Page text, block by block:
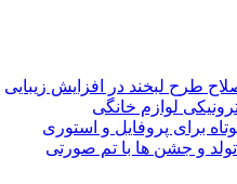
طرح لبخند در افزایش زیبایی
لوازم خانگی
برای پروفایل و استوری
و جشن ها با تم صورتی